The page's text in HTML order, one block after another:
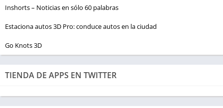
Inshorts – Noticias en sólo 60 palabras
Estaciona autos 3D Pro: conduce autos en la ciudad
Go Knots 3D
TIENDA DE APPS EN TWITTER